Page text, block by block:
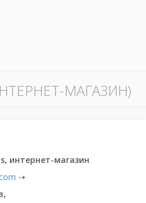
МАГАЗИН)
интернет-магазин
⇢